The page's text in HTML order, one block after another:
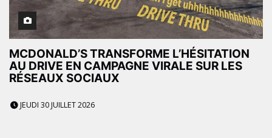
MCDONALD’S TRANSFORME L’HÉSITATION
AU DRIVE EN CAMPAGNE VIRALE SUR LES
RÉSEAUX SOCIAUX
JEUDI 30 JUILLET 2026